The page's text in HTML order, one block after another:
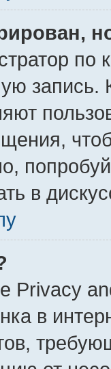
по
запись.
в
Privacy
в